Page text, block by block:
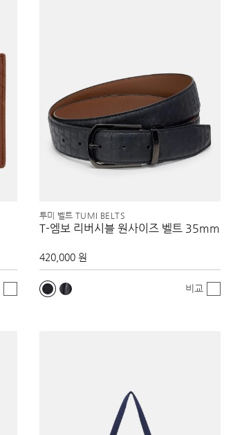
투미 벨트 TUMI BELTS
T-엠보 리버시블 원사이즈 벨트 35mm
420,000 원
비교